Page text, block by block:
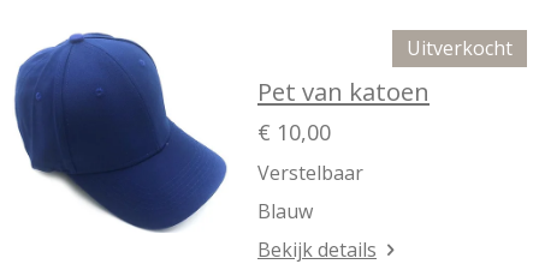
Uitverkocht
Pet van katoen
€ 10,00
Verstelbaar
Blauw
Bekijk details